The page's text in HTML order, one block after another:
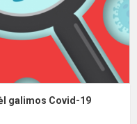
galimos Covid-19